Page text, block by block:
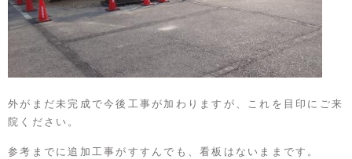
外がまだ未完成で今後工事が加わりますが、これを目印にご来
院ください。
参考までに追加工事がすすんでも、看板はないままです。